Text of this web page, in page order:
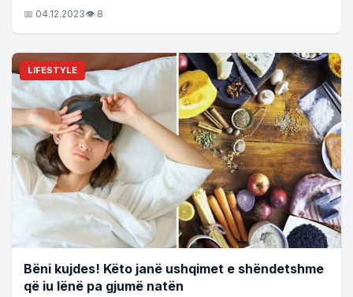
📅 04.12.2023👁 8
LIFESTYLE
Bëni kujdes! Këto janë ushqimet e shëndetshme
që iu lënë pa gjumë natën